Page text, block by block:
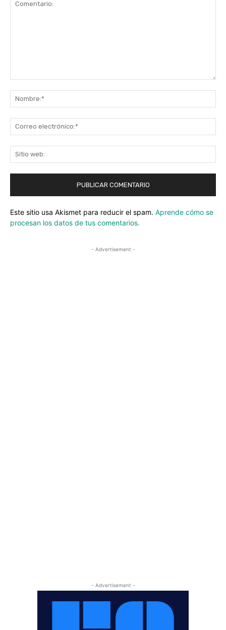
Este sitio usa Akismet para reducir el spam. Aprende cómo se
procesan los datos de tus comentarios.
- Advertisement -
- Advertisement -